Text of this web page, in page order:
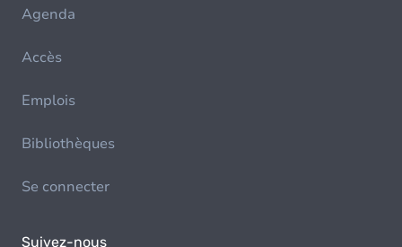
Agenda
Accès
Emplois
Bibliothèques
Se connecter
Suivez-nous